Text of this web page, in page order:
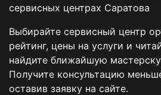
сервисных центрах Саратова
Выбирайте сервисный центр
рейтинг, цены на услуги и
найдите ближайшую
Получите консультацию
оставив заявку на сайте.